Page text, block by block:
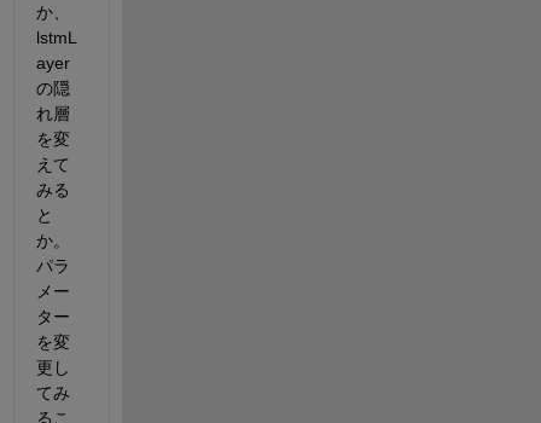
か、
lstmL
ayer
の隠
れ層
を変
えて
みる
と
か。
パラ
メー
ター
を変
更し
てみ
るこ